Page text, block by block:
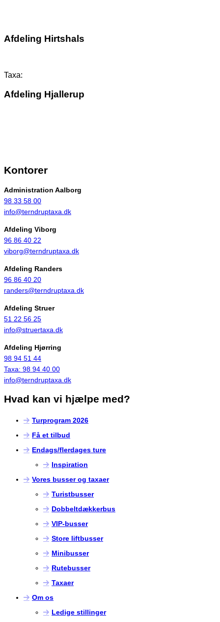
Afdeling Hirtshals
Taxa:
Afdeling Hjallerup
Kontorer
Administration Aalborg
98 33 58 00
info@terndruptaxa.dk
Afdeling Viborg
96 86 40 22
viborg@terndruptaxa.dk
Afdeling Randers
96 86 40 20
randers@terndruptaxa.dk
Afdeling Struer
51 22 56 25
info@struertaxa.dk
Afdeling Hjørring
98 94 51 44
Taxa: 98 94 40 00
info@terndruptaxa.dk
Hvad kan vi hjælpe med?
Turprogram 2026
Få et tilbud
Endags/flerdages ture
Inspiration
Vores busser og taxaer
Turistbusser
Dobbeltdækkerbus
VIP-busser
Store liftbusser
Minibusser
Rutebusser
Taxaer
Om os
Ledige stillinger